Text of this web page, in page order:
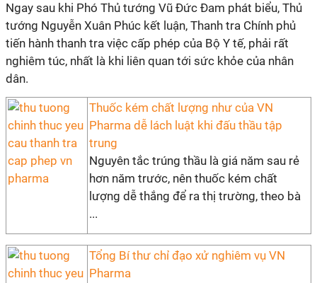
Ngay sau khi Phó Thủ tướng Vũ Đức Đam phát biểu, Thủ
tướng Nguyễn Xuân Phúc kết luận, Thanh tra Chính phủ
tiến hành thanh tra việc cấp phép của Bộ Y tế, phải rất
nghiêm túc, nhất là khi liên quan tới sức khỏe của nhân
dân.
Thuốc kém chất lượng như của VN
Pharma dễ lách luật khi đấu thầu tập
trung
Nguyên tắc trúng thầu là giá năm sau rẻ
hơn năm trước, nên thuốc kém chất
lượng dễ thắng để ra thị trường, theo bà
...
Tổng Bí thư chỉ đạo xử nghiêm vụ VN
Pharma